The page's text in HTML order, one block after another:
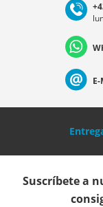
Deutschland
Nederland
Suscríbete a